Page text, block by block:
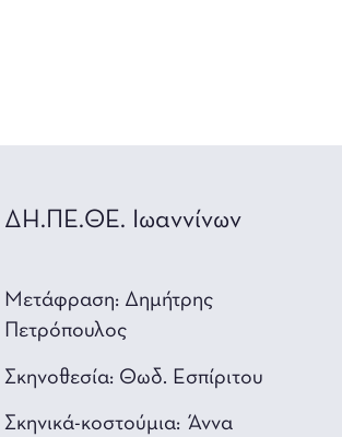
ΔΗ.ΠΕ.ΘΕ. Ιωαννίνων
Μετάφραση: Δημήτρης
Πετρόπουλος
Σκηνοθεσία: Θωδ. Εσπίριτου
Σκηνικά-κοστούμια: Άννα